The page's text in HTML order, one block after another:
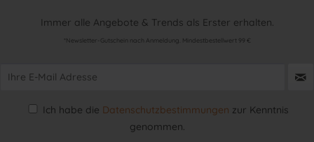
Immer alle Angebote & Trends als Erster erhalten.
*Newsletter-Gutschein nach Anmeldung. Mindestbestellwert 99 €
Ich habe die Datenschutzbestimmungen zur Kenntnis
genommen.